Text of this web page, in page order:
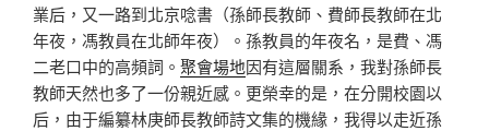
業后，又一路到北京唸書（孫師長教師、費師長教師在北
年夜，馮教員在北師年夜）。孫教員的年夜名，是費、馮
二老口中的高頻詞。 聚會場地因有這層關系，我對孫師長
教師天然也多了一份親近感。更榮幸的是，在分開校園以
后，由于編纂林庚師長教師詩文集的機緣，我得以走近孫